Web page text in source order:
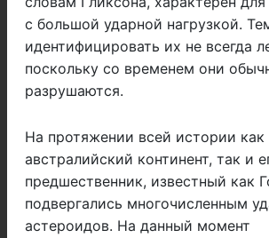
с большой ударной нагрузкой.
идентифицировать их не всегда
поскольку со временем они
разрушаются.
На протяжении всей истории как
австралийский континент, так и
предшественник, известный как
подвергались многочисленным
астероидов. На данный момент